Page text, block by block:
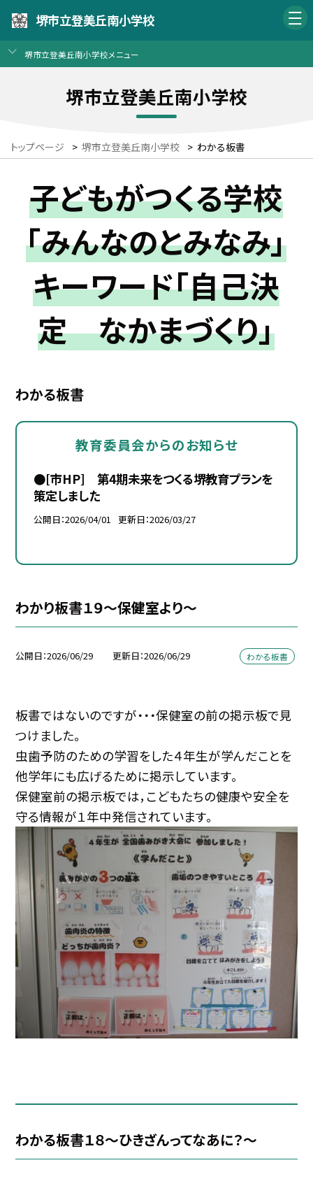
堺市立登美丘南小学校
堺市立登美丘南小学校メニュー
堺市立登美丘南小学校
トップページ > 堺市立登美丘南小学校 > わかる板書
子どもがつくる学校
「みんなのとみなみ」
キーワード「自己決
定 なかまづくり」
わかる板書
教育委員会からのお知らせ
●[市HP] 第4期未来をつくる堺教育プランを
策定しました
公開日 2026/04/01 更新日 2026/03/27
わかり板書１９～保健室より～
公開日 2026/06/29 更新日 2026/06/29 わかる板書
板書ではないのですが・・・保健室の前の掲示板で見
つけました。
虫歯予防のための学習をした４年生が学んだことを
他学年にも広げるために掲示しています。
保健室前の掲示板では，こどもたちの健康や安全を
守る情報が１年中発信されています。
わかる板書１８～ひきざんってなあに？～